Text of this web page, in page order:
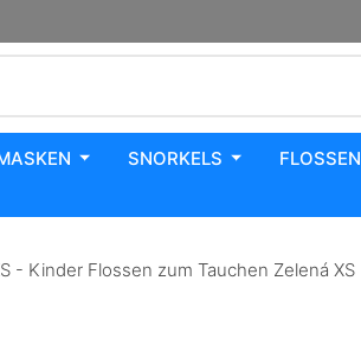
SNORKELS FLOSSEN
- Kinder Flossen zum Tauchen Zelená XS